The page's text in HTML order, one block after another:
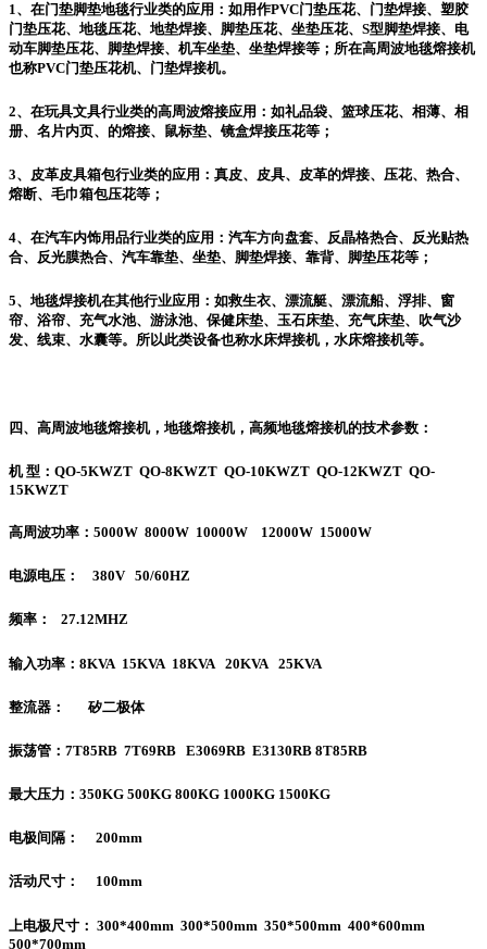
1、在门垫脚垫地毯行业类的应用：如用作PVC门垫压花、门垫焊接、塑胶
门垫压花、地毯压花、地垫焊接、脚垫压花、坐垫压花、S型脚垫焊接、电
动车脚垫压花、脚垫焊接、机车坐垫、坐垫焊接等；所在高周波地毯熔接机
也称PVC门垫压花机、门垫焊接机。
2、在玩具文具行业类的高周波熔接应用：如礼品袋、篮球压花、相薄、相
册、名片内页、的熔接、鼠标垫、镜盒焊接压花等；
3、皮革皮具箱包行业类的应用：真皮、皮具、皮革的焊接、压花、热合、
熔断、毛巾箱包压花等；
4、在汽车内饰用品行业类的应用：汽车方向盘套、反晶格热合、反光贴热
合、反光膜热合、汽车靠垫、坐垫、脚垫焊接、靠背、脚垫压花等；
5、地毯焊接机在其他行业应用：如救生衣、漂流艇、漂流船、浮排、窗
帘、浴帘、充气水池、游泳池、保健床垫、玉石床垫、充气床垫、吹气沙
发、线束、水囊等。所以此类设备也称水床焊接机，水床熔接机等。
四、高周波地毯熔接机，地毯熔接机，高频地毯熔接机的技术参数：
机 型：QO-5KWZT QO-8KWZT QO-10KWZT QO-12KWZT QO-
15KWZT
高周波功率：5000W 8000W 10000W 12000W 15000W
电源电压： 380V 50/60HZ
频率： 27.12MHZ
输入功率：8KVA 15KVA 18KVA 20KVA 25KVA
整流器： 矽二极体
振荡管：7T85RB 7T69RB E3069RB E3130RB 8T85RB
最大压力：350KG 500KG 800KG 1000KG 1500KG
电极间隔： 200mm
活动尺寸： 100mm
上电极尺寸： 300*400mm 300*500mm 350*500mm 400*600mm
500*700mm